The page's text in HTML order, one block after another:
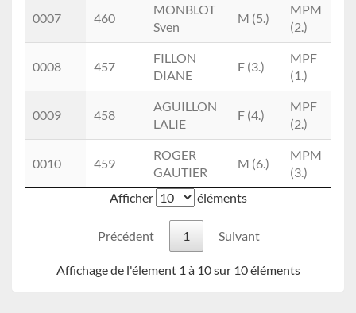
0007 460
MONBLOT
Sven
M (5.)
MPM
(2.)
0008 457
FILLON
DIANE
F (3.)
MPF
(1.)
0009 458
AGUILLON
LALIE
F (4.)
MPF
(2.)
0010 459
ROGER
GAUTIER
M (6.)
MPM
(3.)
Afficher
éléments
Précédent 1 Suivant
Affichage de l'élement 1 à 10 sur 10 éléments